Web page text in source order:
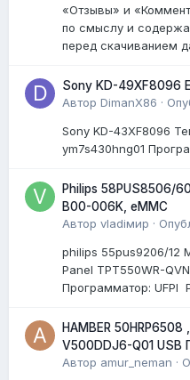
«Отзывы» и
по смыслу и
перед скачиванием
Sony KD-49XF8096
Автор DimanX86 ·
Sony KD-43XF8096
ym7s430hng01
Philips 58PUS8506/
B00-006K, eMMC
Автор vladiмир ·
philips 55pus9206/12
Panel TPT550WR-
Программатор: UFPI
HAMBER 50HRP6508
V500DDJ6-Q01 USB
Автор amur_neman ·